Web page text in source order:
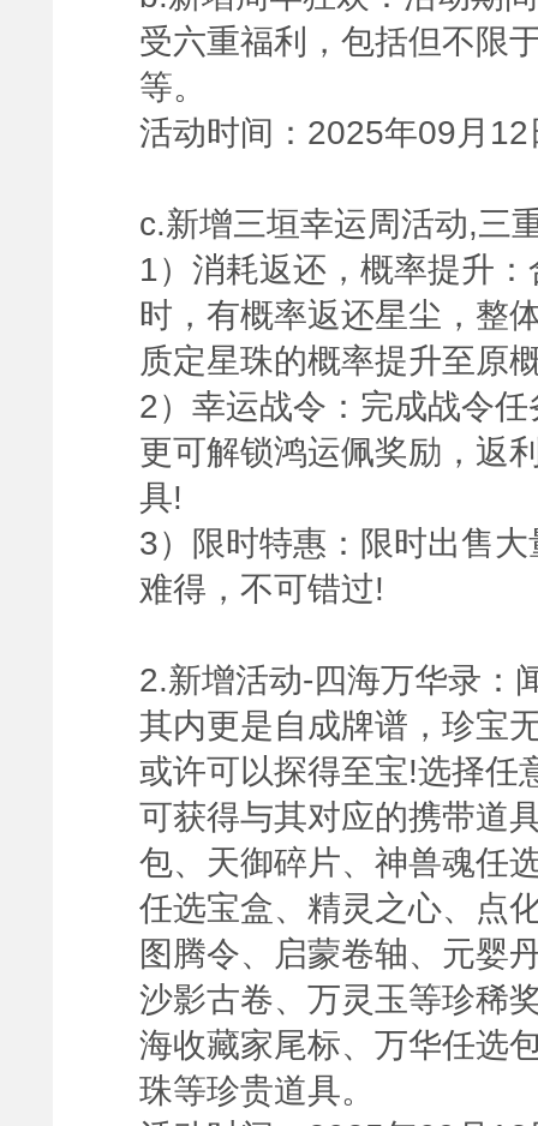
受六重福利，包括但不限
等。
活动时间：2025年09月
c.新增三垣幸运周活动,三
1）消耗返还，概率提升
时，有概率返还星尘，整
质定星珠的概率提升至原
2）幸运战令：完成战令
更可解锁鸿运佩奖励，返
具!
3）限时特惠：限时出售
难得，不可错过!
2.新增活动-四海万华录：
其内更是自成牌谱，珍宝
或许可以探得至宝!选择任
可获得与其对应的携带道
包、天御碎片、神兽魂任
任选宝盒、精灵之心、点
图腾令、启蒙卷轴、元婴
沙影古卷、万灵玉等珍稀
海收藏家尾标、万华任选
珠等珍贵道具。